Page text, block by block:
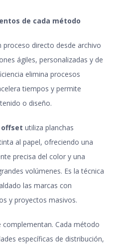
de cada método
proceso directo desde archivo
ágiles, personalizadas y de
elimina procesos
tiempos y permite
o diseño.
offset utiliza planchas
al papel, ofreciendo una
precisa del color y una
volúmenes. Es la técnica
las marcas con
y proyectos masivos.
complementan. Cada método
específicas de distribución,